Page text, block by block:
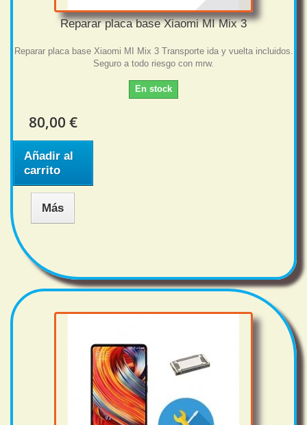
Reparar placa base Xiaomi MI Mix 3
Reparar placa base Xiaomi MI Mix 3 Transporte ida y vuelta incluidos.
Seguro a todo riesgo con mrw.
En stock
80,00 €
Añadir al
carrito
Más